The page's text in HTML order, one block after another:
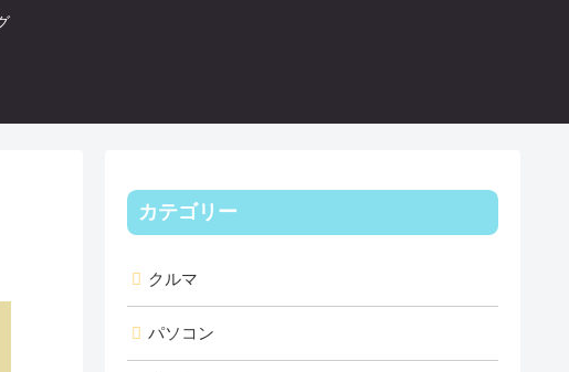
カテゴリー
クルマ
パソコン